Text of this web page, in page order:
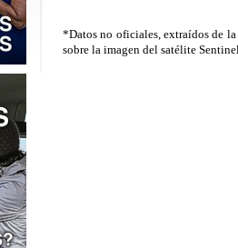
*Datos no oficiales, extraídos de
sobre la imagen del satélite